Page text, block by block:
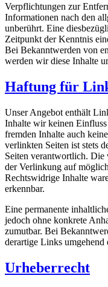
Verpflichtungen zur
Informationen nach den
unberührt. Eine
Zeitpunkt der Kenntnis
Bei Bekanntwerden von
werden wir diese Inhalte
Haftung für
Unser Angebot enthält
Inhalte wir keinen
fremden Inhalte auch
verlinkten Seiten ist stets
Seiten verantwortlich.
der Verlinkung auf
Rechtswidrige Inhalte
erkennbar.
Eine permanente
jedoch ohne konkrete
zumutbar. Bei
derartige Links umgehend
Urheberrecht